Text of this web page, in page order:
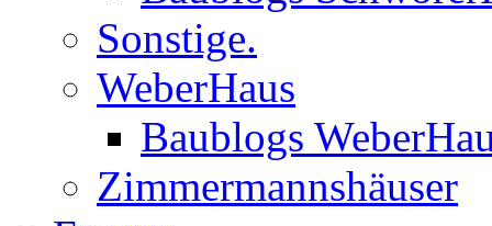
Sonstige.
WeberHaus
Baublogs
Zimmermannshäuser